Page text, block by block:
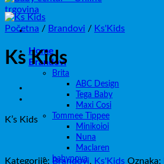
Home
Brandovi
Brita
ABC Design
Tega Baby
Maxi Cosi
Tommee Tippee
Minikoioi
Nuna
Maclaren
babynova
Početna / Brandovi / Ks'Kids
Ks Kids
K’s Kids
Kategorije: Brandovi, Ks'Kids Oznaka: